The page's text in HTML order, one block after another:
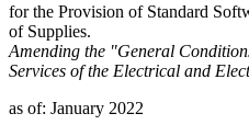
for the Provision of Standard
of Supplies.
Amending the "General
Services of the Electrical and
as of: January 2022